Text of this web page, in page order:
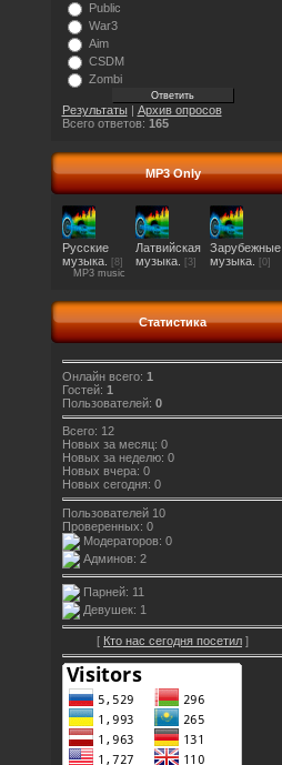
Public
War3
Aim
CSDM
Zombi
Результаты | Архив опросов
Всего ответов: 165
MP3 Only
Русские
музыка.
[8]
MP3 music
Латвийская
музыка.
[3]
Зарубежные
музыка.
[0]
Статистика
Онлайн всего: 1
Гостей: 1
Пользователей: 0
Всего: 12
Новых за месяц: 0
Новых за неделю: 0
Новых вчера: 0
Новых сегодня: 0
Пользователей 10
Проверенных: 0
Модераторов: 0
Админов: 2
Парней: 11
Девушек: 1
[ Кто нас сегодня посетил ]